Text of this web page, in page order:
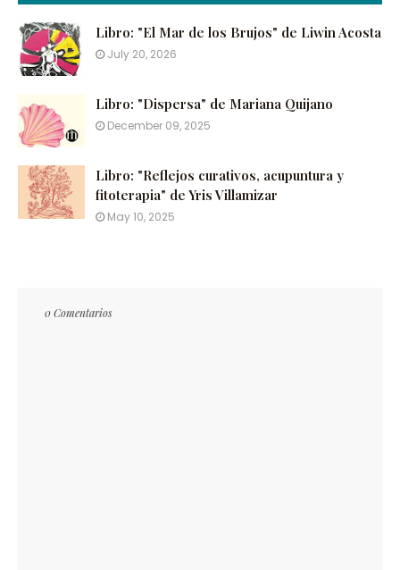
Libro: "El Mar de los Brujos" de Liwin Acosta
July 20, 2026
Libro: "Dispersa" de Mariana Quijano
December 09, 2025
Libro: "Reflejos curativos, acupuntura y
fitoterapia" de Yris Villamizar
May 10, 2025
0 Comentarios